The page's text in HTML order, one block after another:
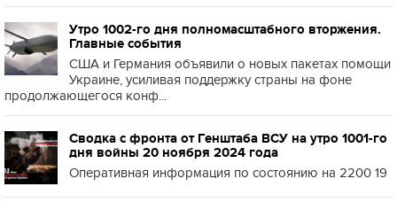
Утро 1002-го дня полномасштабного вторжения.
Главные события
США и Германия объявили о новых пакетах помощи
Украине, усиливая поддержку страны на фоне
продолжающегося конф...
Сводка с фронта от Генштаба ВСУ на утро 1001-го
дня войны 20 ноября 2024 года
Оперативная информация по состоянию на 2200 19